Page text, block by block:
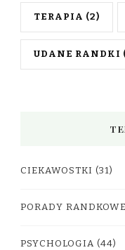
TERAPIA (2)
UDANE RANDKI
CIEKAWOSTKI (31)
PORADY RANDKOWE
PSYCHOLOGIA (44)